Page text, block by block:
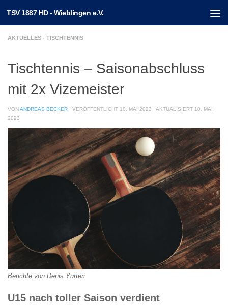
Unter dem Inhalt
TSV 1887 HD - Wieblingen e.V.
AKTUELLES - TISCHTENNIS
Tischtennis – Saisonabschluss
mit 2x Vizemeister
VONANDREAS BECKER · VERÖFFENTLICHT 10. MAI 2023 · AKTUALISIERT 10. MAI
2023
Berichte von Denis Yurteri
U15 nach toller Saison verdient